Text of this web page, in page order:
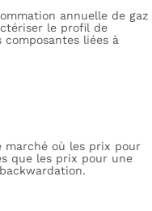
annuelle de gaz
le profil de
liées à
marché où les prix pour
que les prix pour une